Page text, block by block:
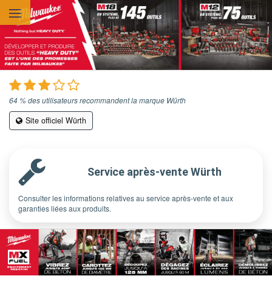
Aller au contenu principal
64 % des utilisateurs recommandent la marque Würth
Site officiel Würth
Service après-vente Würth
Consulter les informations relatives au service après-vente et aux
garanties liées aux produits.